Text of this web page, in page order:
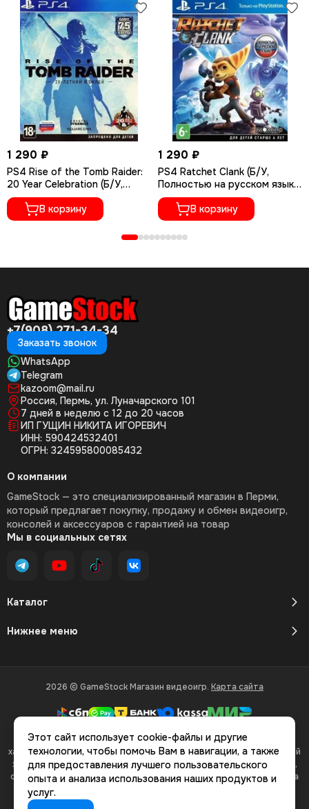
1 290 ₽
PS4 Rise of the Tomb Raider:
20 Year Celebration (Б/У,
Полностью на русском языке,
CUSA-05716)
В корзину
1 290 ₽
PS4 Ratchet Сlank (Б/У,
Полностью на русском языке,
CUSA-01073)
В корзину
+7(908) 271-34-34
Заказать звонок
WhatsApp
Telegram
kazoom@mail.ru
Россия, Пермь, ул. Луначарского 101
7 дней в неделю с 12 до 20 часов
ИП ГУЩИН НИКИТА ИГОРЕВИЧ
ИНН: 590424532401
ОГРН: 324595800085432
Каталог
Нижнее меню
О компании
GameStock — это специализированный магазин в Перми,
который предлагает покупку, продажу и обмен видеоигр,
консолей и аксессуаров с гарантией на товар
Мы в социальных сетях
2026 © GameStock Магазин видеоигр. Карта сайта
Вся представленная на сайте информация, касающаяся
характеристик, стоимости товаров и услуг, носит информационный
характер и ни при каких условиях не является публичной офертой,
определяемой положениями Статьи 437(2) Гражданского кодекса
Этот сайт использует cookie-файлы и другие
технологии, чтобы помочь Вам в навигации, а также
для предоставления лучшего пользовательского
опыта и анализа использования наших продуктов и
услуг.